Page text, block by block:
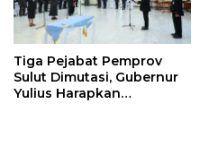
Tiga Pejabat Pemprov
Sulut Dimutasi, Gubernur
Yulius Harapkan